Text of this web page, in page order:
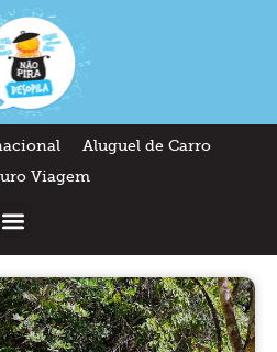
Aluguel de Carro
Viagem